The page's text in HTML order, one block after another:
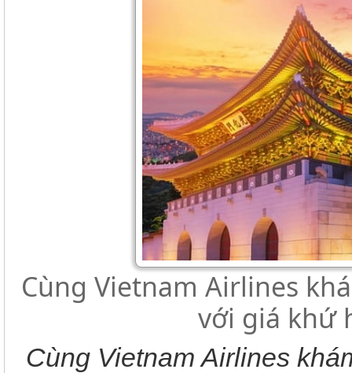
Cùng Vietnam Airlines
với giá khứ
Cùng Vietnam Airlines